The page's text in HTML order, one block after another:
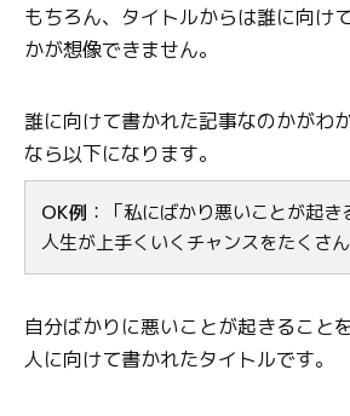
もちろん、タイトルからは誰に向け
かが想像できません。
誰に向けて書かれた記事なのかがわ
なら以下になります。
OK例 ：「私にばかり悪いことが起き
人生が上手くいくチャンスをたくさ
自分ばかりに悪いことが起きること
人に向けて書かれたタイトルです。